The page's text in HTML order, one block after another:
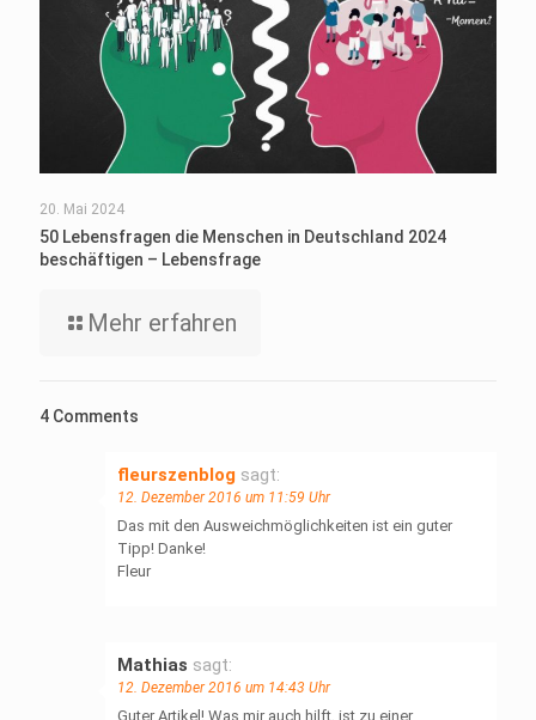
20. Mai 2024
50 Lebensfragen die Menschen in Deutschland 2024
beschäftigen – Lebensfrage
Mehr erfahren
4 Comments
fleurszenblog sagt:
12. Dezember 2016 um 11:59 Uhr
Das mit den Ausweichmöglichkeiten ist ein guter
Tipp! Danke!
Fleur
Mathias sagt:
12. Dezember 2016 um 14:43 Uhr
Guter Artikel! Was mir auch hilft, ist zu einer